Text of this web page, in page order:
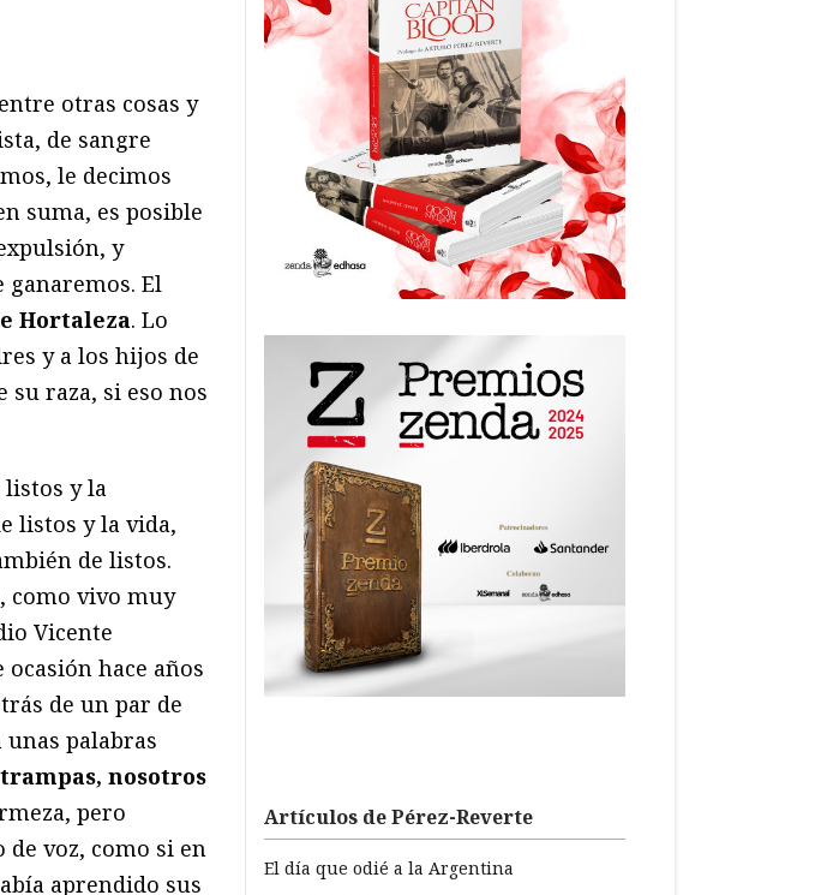
otras cosas y
de sangre
le decimos
suma, es posible
y
El
Hortaleza. Lo
y a los hijos de
su raza, si eso nos
listos y la
listos y la vida,
de listos.
como vivo muy
Vicente
ocasión hace años
de un par de
palabras
nosotros
pero
voz, como si en
aprendido sus
Artículos de Pérez-Reverte
El día que odié a la Argentina